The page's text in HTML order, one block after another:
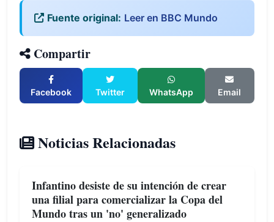
Fuente original: Leer en BBC Mundo
Compartir
Facebook Twitter WhatsApp Email
Noticias Relacionadas
Infantino desiste de su intención de crear
una filial para comercializar la Copa del
Mundo tras un 'no' generalizado